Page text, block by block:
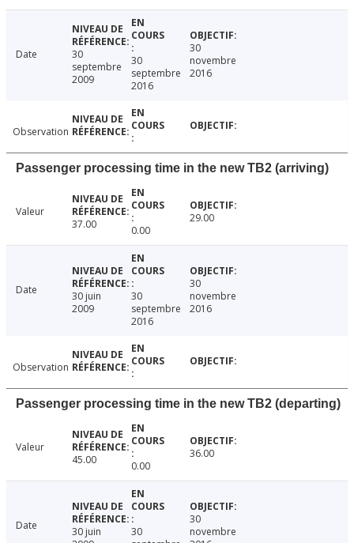
Date
30
septembre
2009
30
septembre
2016
30
novembre
2016
Observation
Passenger processing time in the new TB2 (arriving)
Valeur
37.00
0.00
29.00
Date
30 juin
2009
30
septembre
2016
30
novembre
2016
Observation
Passenger processing time in the new TB2 (departing)
Valeur
45.00
0.00
36.00
Date
30 juin
30
30
novembre